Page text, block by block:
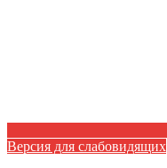
Версия для слабовидящих